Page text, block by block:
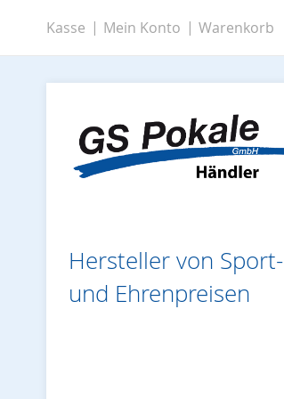
Zum
Inhalt
springen
Kasse Mein Konto Warenkorb
Hersteller von Sport-
und Ehrenpreisen